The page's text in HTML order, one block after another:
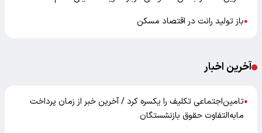
●باز تولید رانت در اقتصاد مسکن
آخرین اخبار
●تامین‌اجتماعی تکلیف را یکسره کرد / آخرین خبر از زمان پرداخت
مابه‌التفاوت حقوق بازنشستگان